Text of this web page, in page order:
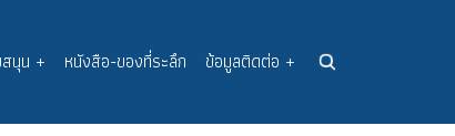
นุน + หนังสือ-ของที่ระลึก ข้อมูลติดต่อ +